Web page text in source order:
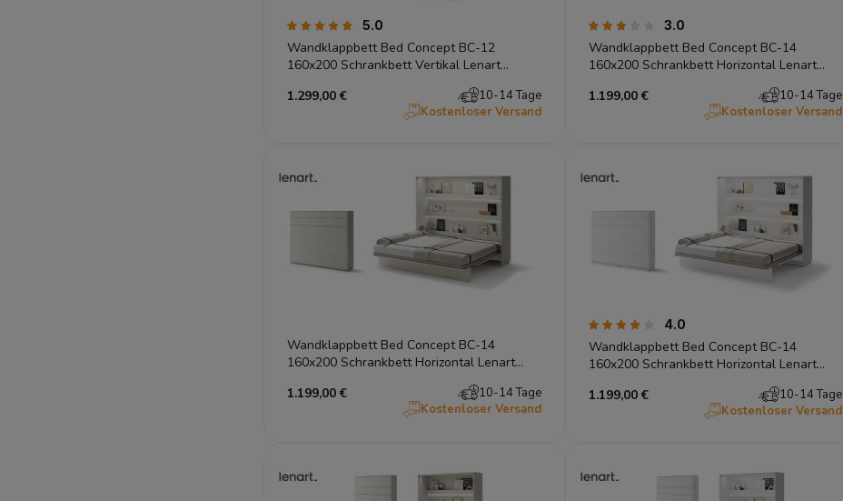
5.0
Wandklappbett Bed Concept BC-12
160x200 Schrankbett Vertikal Lenart
1.299,00 €
10-14 Tage
Kostenloser Versand
3.0
Wandklappbett Bed Concept BC-14
160x200 Schrankbett Horizontal Lenart
1.199,00 €
10-14 Tage
Kostenloser Versand
Wandklappbett Bed Concept BC-14
160x200 Schrankbett Horizontal Lenart
1.199,00 €
10-14 Tage
Kostenloser Versand
4.0
Wandklappbett Bed Concept BC-14
160x200 Schrankbett Horizontal Lenart
1.199,00 €
10-14 Tage
Kostenloser Versand